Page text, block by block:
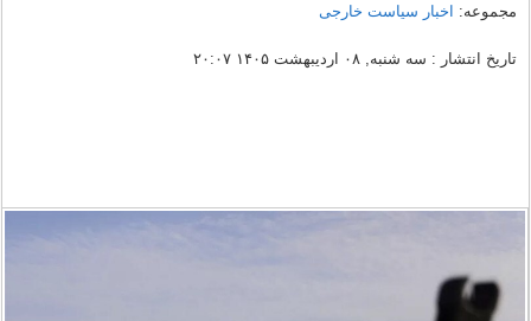
مجموعه: اخبار سیاست خارجی
تاریخ انتشار : سه شنبه, ۰۸ اردیبهشت ۱۴۰۵ ۲۰:۰۷